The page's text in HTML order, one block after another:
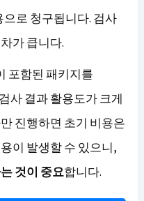
로 청구됩니다. 검사
가 큽니다.
포함된 패키지를
사 결과 활용도가 크게
진행하면 초기 비용은
이 발생할 수 있으니,
것이 중요합니다.